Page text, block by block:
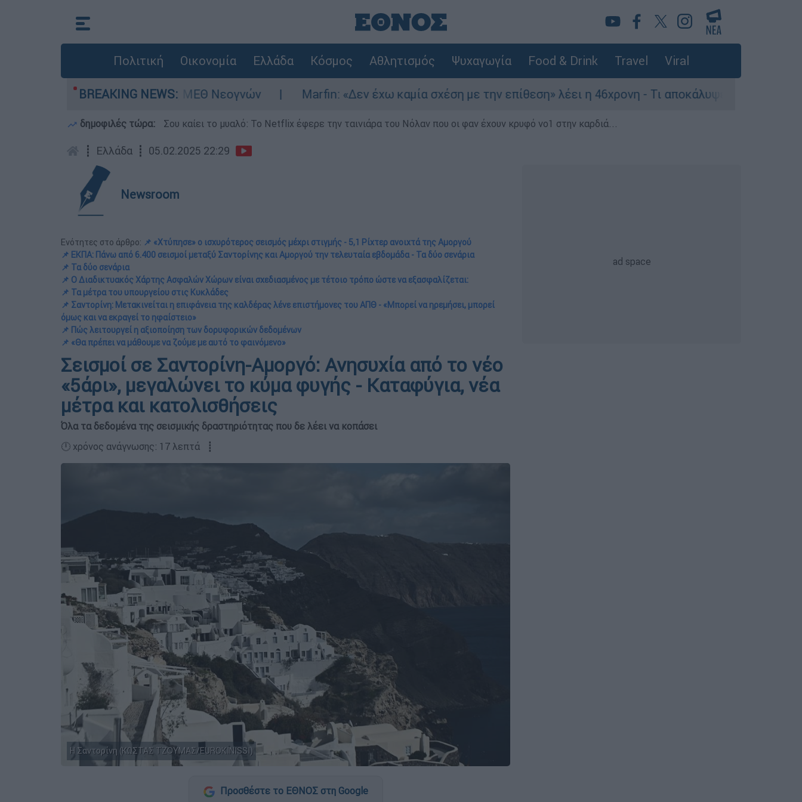
Πολιτική Οικονομία Ελλάδα Κόσμος Αθλητισμός Ψυχαγωγία Food & Drink Travel Viral
BREAKING NEWS:
- Νοσηλευόταν στη ΜΕΘ Νεογνών Marfin: «Δεν έχω καμία σχέση με την επίθεση» λέει η 46χρονη - Τι αποκάλυψε στους αστυνομικούς
δημοφιλές τώρα: Σου καίει το μυαλό: Το Netflix έφερε την ταινιάρα του Νόλαν που οι φαν έχουν κρυφό νο1 στην καρδιά...
┋ Ελλάδα ┋ 05.02.2025 22:29
Newsroom
Ενότητες στο άρθρο: 📌 «Χτύπησε» ο ισχυρότερος σεισμός μέχρι στιγμής - 5,1 Ρίχτερ ανοιχτά της Αμοργού
📌 ΕΚΠΑ: Πάνω από 6.400 σεισμοί μεταξύ Σαντορίνης και Αμοργού την τελευταία εβδομάδα - Τα δύο σενάρια
📌 Τα δύο σενάρια
📌 Ο Διαδικτυακός Χάρτης Ασφαλών Χώρων είναι σχεδιασμένος με τέτοιο τρόπο ώστε να εξασφαλίζεται:
📌 Τα μέτρα του υπουργείου στις Κυκλάδες
📌 Σαντορίνη: Μετακινείται η επιφάνεια της καλδέρας λένε επιστήμονες του ΑΠΘ - «Μπορεί να ηρεμήσει, μπορεί
όμως και να εκραγεί το ηφαίστειο»
📌 Πώς λειτουργεί η αξιοποίηση των δορυφορικών δεδομένων
📌 «Θα πρέπει να μάθουμε να ζούμε με αυτό το φαινόμενο»
Σεισμοί σε Σαντορίνη-Αμοργό: Ανησυχία από το νέο
«5άρι», μεγαλώνει το κύμα φυγής - Καταφύγια, νέα
μέτρα και κατολισθήσεις
Όλα τα δεδομένα της σεισμικής δραστηριότητας που δε λέει να κοπάσει
🕛 χρόνος ανάγνωσης: 17 λεπτά ┋
Η Σαντορίνη (ΚΩΣΤΑΣ ΤΖΟΥΜΑΣ/EUROKINISSI)
Προσθέστε το ΕΘΝΟΣ στη Google